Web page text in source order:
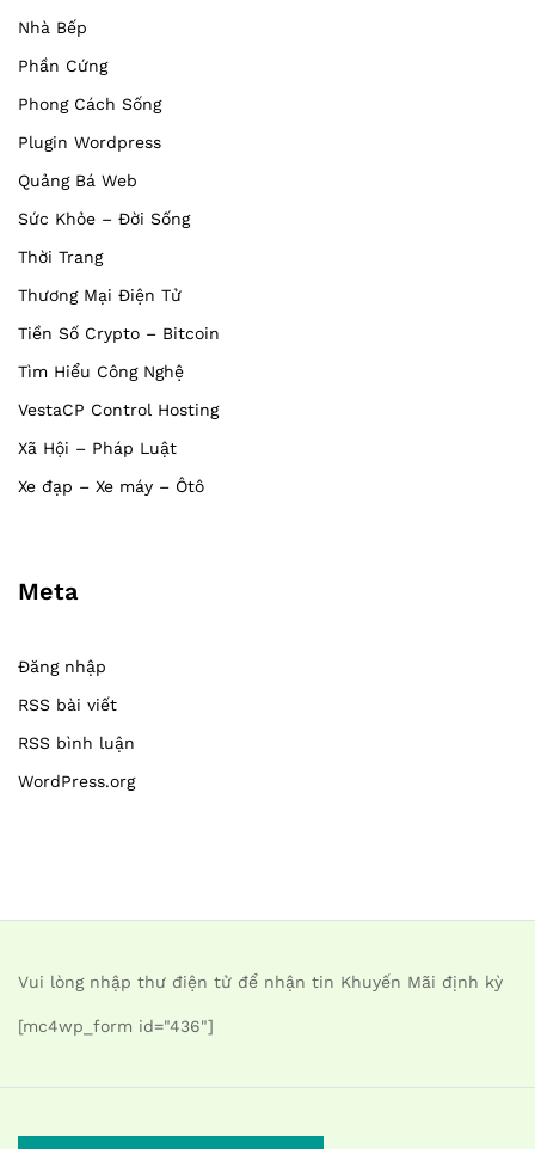
Nhà Bếp
Phần Cứng
Phong Cách Sống
Plugin Wordpress
Quảng Bá Web
Sức Khỏe – Đời Sống
Thời Trang
Thương Mại Điện Tử
Tiền Số Crypto – Bitcoin
Tìm Hiểu Công Nghệ
VestaCP Control Hosting
Xã Hội – Pháp Luật
Xe đạp – Xe máy – Ôtô
Meta
Đăng nhập
RSS bài viết
RSS bình luận
WordPress.org
Vui lòng nhập thư điện tử để nhận tin Khuyến Mãi định kỳ
[mc4wp_form id="436"]